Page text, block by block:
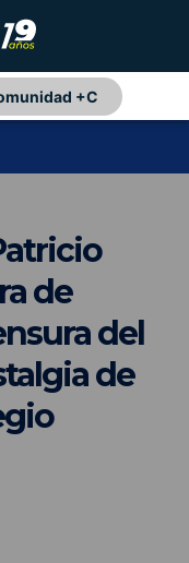
+C
de
del
de